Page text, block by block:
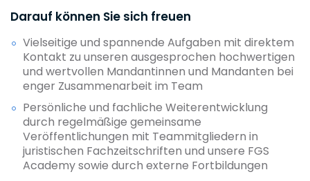
Darauf können Sie sich freuen
Vielseitige und spannende Aufgaben mit direktem
Kontakt zu unseren ausgesprochen hochwertigen
und wertvollen Mandantinnen und Mandanten bei
enger Zusammenarbeit im Team
Persönliche und fachliche Weiterentwicklung
durch regelmäßige gemeinsame
Veröffentlichungen mit Teammitgliedern in
juristischen Fachzeitschriften und unsere FGS
Academy sowie durch externe Fortbildungen